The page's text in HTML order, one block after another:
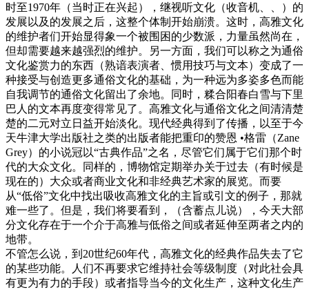
时至1970年（当时正在兴起），继视听文化（收音机、、）的
发展以及的发展之后，这整个体制开始崩溃。这时，高雅文化
的维护者们开始显得象一个被围困的少数派，力量虽然尚在，
但却需要越来越强烈的维护。另一方面，我们可以称之为通俗
文化鉴赏力的东西（熟谙表演者、惯用技巧与文本）变成了一
种接受与创造更多通俗文化的基础，为一种远为多姿多色而能
自我调节的通俗文化留出了余地。同时，糅合阳春白雪与下里
巴人的文本再度变得常见了。高雅文化与通俗文化之间清清楚
楚的二元对立日益开始淡化。现代经典得到了传播，以至于今
天牛津大学出版社之类的出版者能把重印的赞恩 •格雷（Zane
Grey）的小说冠以“古典作品”之名，尽管它们属于它们那个时
代的大众文化。同样的，博物馆定期举办关于过去（有时候是
现在的）大众或者商业文化和非经典艺术家的展览。而要
从“低俗”文化中找出吸收高雅文化的主旨或引文的例子，那就
难一些了。但是，我们将要看到，（含蓄点儿说），今天大部
分文化存在于一个介于高雅与低俗之间或者延伸至两者之内的
地带。
不管怎么说，到20世纪60年代，高雅文化的经典作品失去了它
的某些功能。人们不再要求它维持社会等级制度（对此社会具
有更为有力的手段）或者指导当今的文化生产，这种文化生产